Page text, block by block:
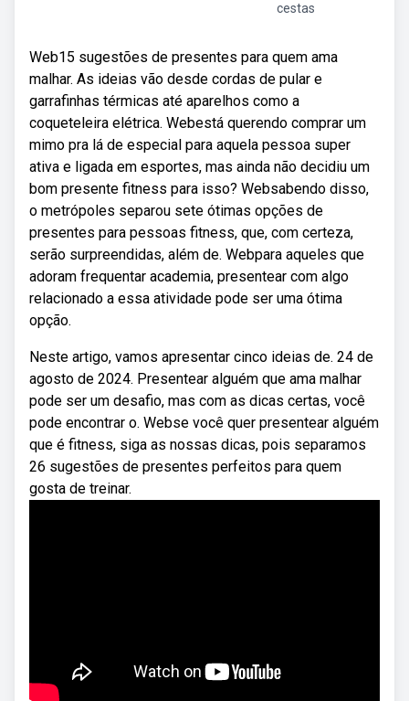
cestas
Web15 sugestões de presentes para quem ama
malhar. As ideias vão desde cordas de pular e
garrafinhas térmicas até aparelhos como a
coqueteleira elétrica. Webestá querendo comprar um
mimo pra lá de especial para aquela pessoa super
ativa e ligada em esportes, mas ainda não decidiu um
bom presente fitness para isso? Websabendo disso,
o metrópoles separou sete ótimas opções de
presentes para pessoas fitness, que, com certeza,
serão surpreendidas, além de. Webpara aqueles que
adoram frequentar academia, presentear com algo
relacionado a essa atividade pode ser uma ótima
opção.
Neste artigo, vamos apresentar cinco ideias de. 24 de
agosto de 2024. Presentear alguém que ama malhar
pode ser um desafio, mas com as dicas certas, você
pode encontrar o. Webse você quer presentear alguém
que é fitness, siga as nossas dicas, pois separamos
26 sugestões de presentes perfeitos para quem
gosta de treinar.